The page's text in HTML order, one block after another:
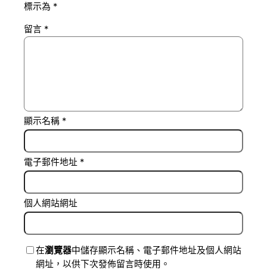
標示為 *
留言 *
顯示名稱 *
電子郵件地址 *
個人網站網址
在瀏覽器中儲存顯示名稱、電子郵件地址及個人網站
網址，以供下次發佈留言時使用。